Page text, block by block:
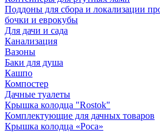
Поддоны для сбора и локализации
бочки и еврокубы
Для дачи и сада
Канализация
Вазоны
Баки для душа
Кашпо
Компостер
Дачные туалеты
Крышка колодца "Rostok"
Комплектующие для дачных товаров
Крышка колодца «Роса»